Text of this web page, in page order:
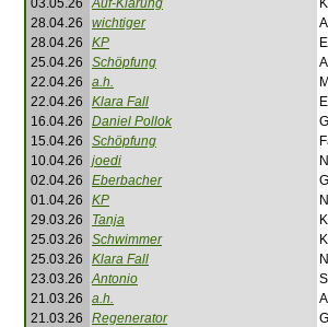
03.05.26
Auf-Klärung
28.04.26
wichtiger
28.04.26
KP
25.04.26
Schöpfung
22.04.26
a.h.
22.04.26
Klara Fall
16.04.26
Daniel Pollok
15.04.26
Schöpfung
10.04.26
joedi
02.04.26
Eberbacher
01.04.26
KP
29.03.26
Tanja
25.03.26
Schwimmer
25.03.26
Klara Fall
23.03.26
Antonio
21.03.26
a.h.
21.03.26
Regenerator